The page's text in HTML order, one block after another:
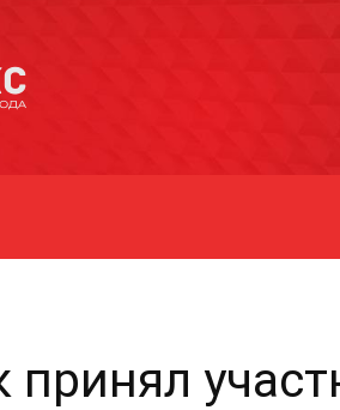
принял